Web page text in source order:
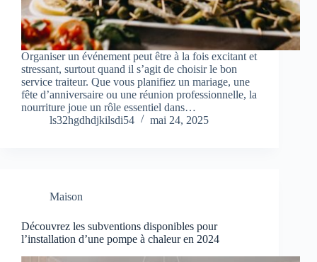
Organiser un événement peut être à la fois excitant et
stressant, surtout quand il s’agit de choisir le bon
service traiteur. Que vous planifiez un mariage, une
fête d’anniversaire ou une réunion professionnelle, la
nourriture joue un rôle essentiel dans…
ls32hgdhdjkilsdi54
mai 24, 2025
Maison
Découvrez les subventions disponibles pour
l’installation d’une pompe à chaleur en 2024